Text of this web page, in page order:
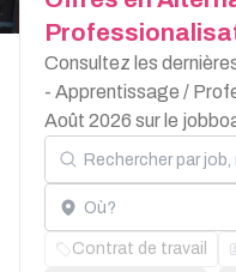
Consultez les
- Apprentissage /
Août 2026 sur le
Rechercher par job,
Localisation
Contrat de travail